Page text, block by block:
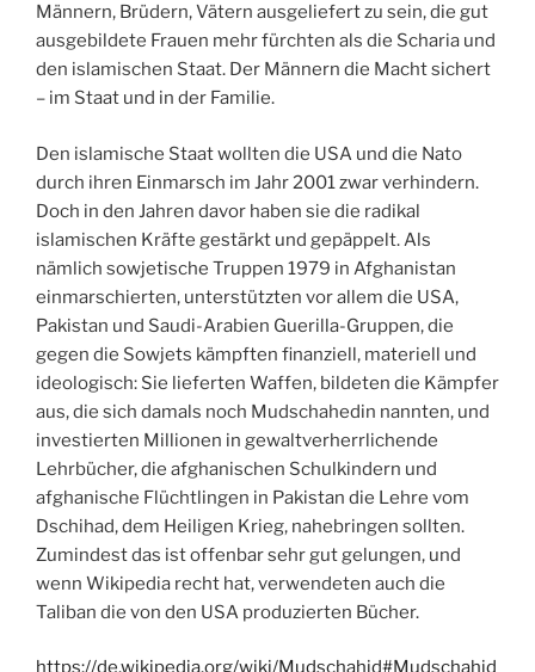
Männern, Brüdern, Vätern ausgeliefert zu sein, die gut
ausgebildete Frauen mehr fürchten als die Scharia und
den islamischen Staat. Der Männern die Macht sichert
– im Staat und in der Familie.
Den islamische Staat wollten die USA und die Nato
durch ihren Einmarsch im Jahr 2001 zwar verhindern.
Doch in den Jahren davor haben sie die radikal
islamischen Kräfte gestärkt und gepäppelt. Als
nämlich sowjetische Truppen 1979 in Afghanistan
einmarschierten, unterstützten vor allem die USA,
Pakistan und Saudi-Arabien Guerilla-Gruppen, die
gegen die Sowjets kämpften finanziell, materiell und
ideologisch: Sie lieferten Waffen, bildeten die Kämpfer
aus, die sich damals noch Mudschahedin nannten, und
investierten Millionen in gewaltverherrlichende
Lehrbücher, die afghanischen Schulkindern und
afghanische Flüchtlingen in Pakistan die Lehre vom
Dschihad, dem Heiligen Krieg, nahebringen sollten.
Zumindest das ist offenbar sehr gut gelungen, und
wenn Wikipedia recht hat, verwendeten auch die
Taliban die von den USA produzierten Bücher.
https://de.wikipedia.org/wiki/Mudschahid#Mudschahid